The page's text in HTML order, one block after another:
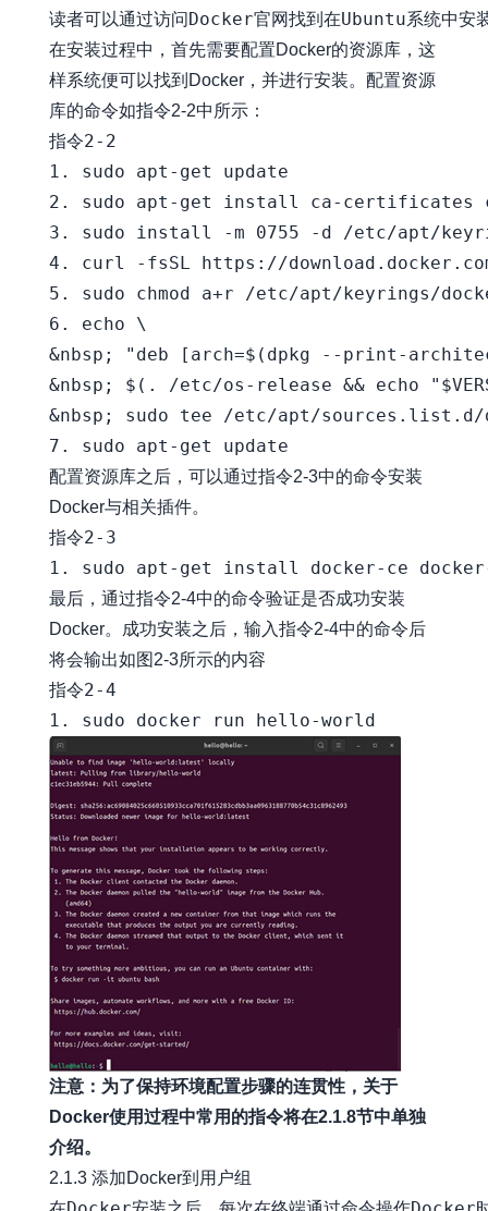
在安装过程中，首先需要配置Docker的资源库，这
样系统便可以找到Docker，并进行安装。配置资源
库的命令如指令2-2中所示：
指令2-2
1. sudo apt-get update
2. sudo apt-get install ca-certificates
3. sudo install -m 0755 -d /etc/apt/
4. curl -fsSL https://
5. sudo chmod a+r /etc/apt/keyrings/
6. echo \
&nbsp; "deb [arch=$(dpkg --print-
&nbsp; $(. /etc/os-release && echo
&nbsp; sudo tee /etc/apt/
配置资源库之后，可以通过指令2-3中的命令安装
Docker与相关插件。
指令2-3
最后，通过指令2-4中的命令验证是否成功安装
Docker。成功安装之后，输入指令2-4中的命令后
将会输出如图2-3所示的内容
指令2-4
注意：为了保持环境配置步骤的连贯性，关于
Docker使用过程中常用的指令将在2.1.8节中单独
介绍。
2.1.3 添加Docker到用户组